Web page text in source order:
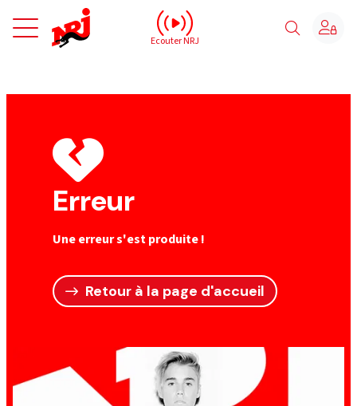
NRJ - Accueil
Ecouter NRJ
Erreur
Une erreur s'est produite !
Retour à la page d'accueil